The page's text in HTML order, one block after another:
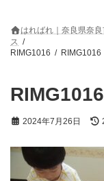
はればれ｜奈良県奈
ス
RIMG1016
RIMG1016
RIMG1016
2024年7月26日